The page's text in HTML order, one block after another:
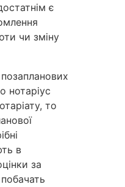
є
чи зміну
нотаріус
то
в
за